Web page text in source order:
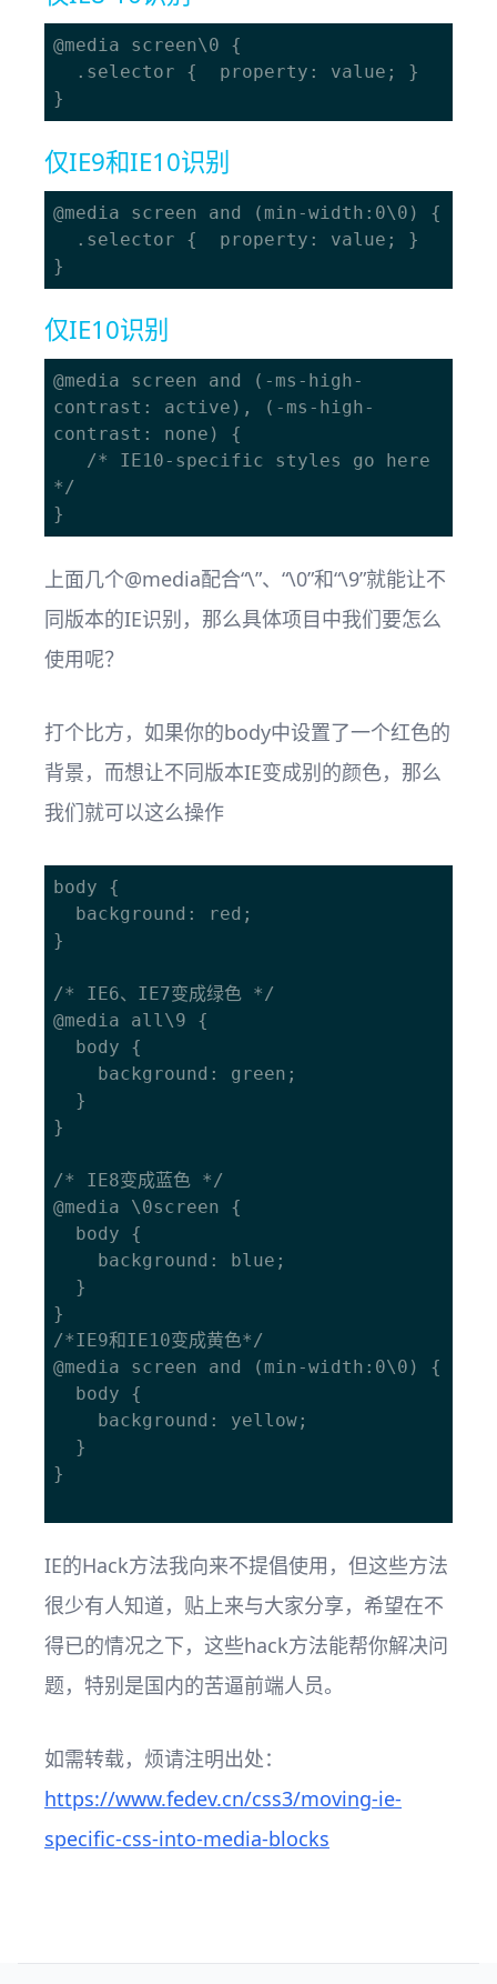
@media screen\0 {
仅IE9和IE10识别
@media screen and (min-width:0\0) {
仅IE10识别
@media screen and (-ms-high-
contrast: active), (-ms-high-
contrast: none) {
*/
上面几个@media配合“\”、“\0”和“\9”就能让不
同版本的IE识别，那么具体项目中我们要怎么
使用呢？
打个比方，如果你的body中设置了一个红色的
背景，而想让不同版本IE变成别的颜色，那么
我们就可以这么操作
body {
}
/* IE6、IE7变成绿色 */
@media all\9 {
}
/* IE8变成蓝色 */
@media \0screen {
}
/*IE9和IE10变成黄色*/
@media screen and (min-width:0\0) {
}
IE的Hack方法我向来不提倡使用，但这些方法
很少有人知道，贴上来与大家分享，希望在不
得已的情况之下，这些hack方法能帮你解决问
题，特别是国内的苦逼前端人员。
如需转载，烦请注明出处：
https://www.fedev.cn/css3/moving-ie-
specific-css-into-media-blocks